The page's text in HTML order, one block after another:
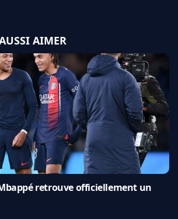
AIMER
retrouve officiellement un